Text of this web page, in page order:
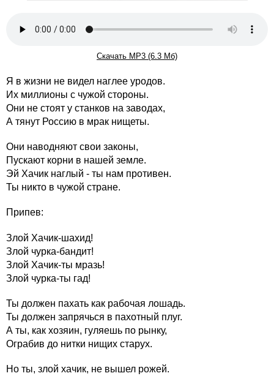
Скачать MP3 (6.3 Мб)
Я в жизни не видел наглее уродов.
Их миллионы с чужой стороны.
Они не стоят у станков на заводах,
А тянут Россию в мрак нищеты.
Они наводняют свои законы,
Пускают корни в нашей земле.
Эй Хачик наглый - ты нам противен.
Ты никто в чужой стране.
Припев:
Злой Хачик-шахид!
Злой чурка-бандит!
Злой Хачик-ты мразь!
Злой чурка-ты гад!
Ты должен пахать как рабочая лошадь.
Ты должен запрячься в пахотный плуг.
А ты, как хозяин, гуляешь по рынку,
Ограбив до нитки нищих старух.
Но ты, злой хачик, не вышел рожей.